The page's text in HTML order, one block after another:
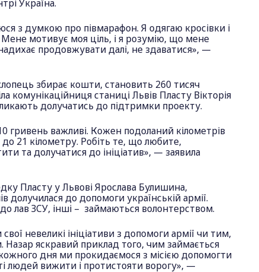
Україна.
з думкою про півмарафон. Я одягаю кросівки і
мотивує моя ціль, і я розумію, що мене
продовжувати далі, не здаватися», —
збирає кошти, становить 260 тисяч
комунікаційниця станиці Львів Пласту Вікторія
долучатись до підтримки проекту.
гривень важливі. Кожен подоланий кілометрів
21 кілометру. Робіть те, що любите,
та долучатися до ініціатив», — заявила
Пласту у Львові Ярослава Булишина,
долучилася до допомоги українській армії.
лав ЗСУ, інші – займаються волонтерством.
невеликі ініціативи з допомоги армії чи тим,
Назар яскравий приклад того, чим займається
дня ми прокидаємося з місією допомогти
людей вижити і протистояти ворогу», —